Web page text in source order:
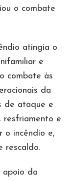
o combate
atingia o
e
combate às
da
de ataque e
resfriamento e
o incêndio e,
rescaldo.
apoio da